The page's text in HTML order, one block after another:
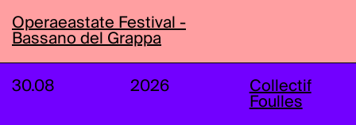
Operaeastate Festival -
Bassano del Grappa
30.08 2026
Collectif
Foulles